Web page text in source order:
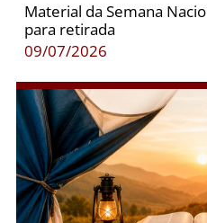
Material da Semana
para retirada
09/07/2026